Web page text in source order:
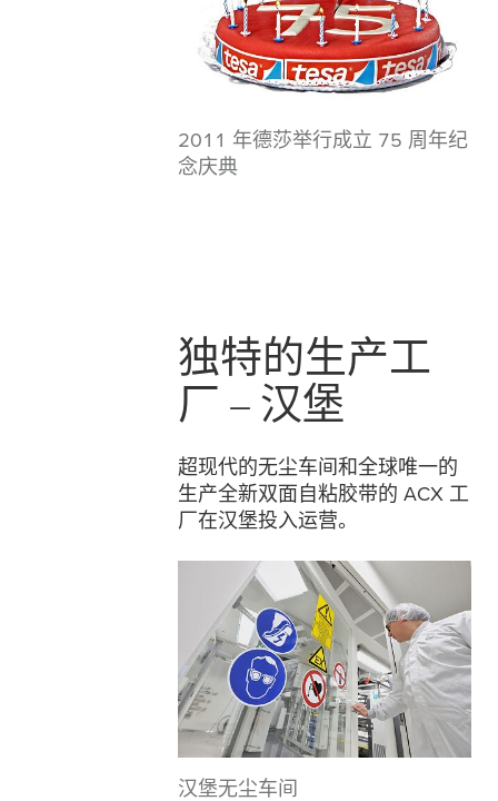
2011 年德莎举行成立 75 周年纪
念庆典
独特的生产工
厂 – 汉堡
超现代的无尘车间和全球唯一的
生产全新双面自粘胶带的 ACX 工
厂在汉堡投入运营。
汉堡无尘车间